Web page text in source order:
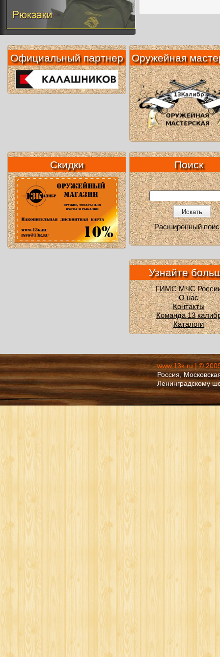
Официальный партнер Оружейная
Скидки Поиск
Искать
Расширенный
Узнайте
ГИМС МЧС
О нас
Контакты
Команда 13
Каталоги
www.13k.ru | ©
Россия,
Ленинградскому